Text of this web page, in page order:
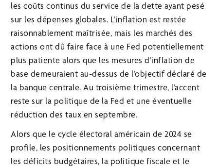
les coûts continus du service de la dette ayant pesé
sur les dépenses globales. L’inflation est restée
raisonnablement maîtrisée, mais les marchés des
actions ont dû faire face à une Fed potentiellement
plus patiente alors que les mesures d’inflation de
base demeuraient au-dessus de l’objectif déclaré de
la banque centrale. Au troisième trimestre, l’accent
reste sur la politique de la Fed et une éventuelle
réduction des taux en septembre.
Alors que le cycle électoral américain de 2024 se
profile, les positionnements politiques concernant
les déficits budgétaires, la politique fiscale et le